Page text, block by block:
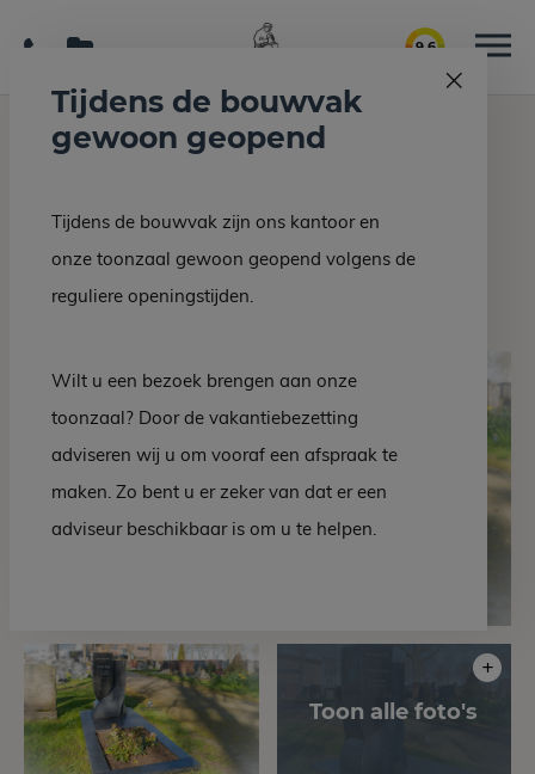
9.6
Home Grafmonumenten Grafsteen EM 515-21
Grafsteen EM 515-21
Tijdens de bouwvak
gewoon geopend
Tijdens de bouwvak zijn ons kantoor en
onze toonzaal gewoon geopend volgens de
reguliere openingstijden.
Wilt u een bezoek brengen aan onze
toonzaal? Door de vakantiebezetting
adviseren wij u om vooraf een afspraak te
maken. Zo bent u er zeker van dat er een
adviseur beschikbaar is om u te helpen.